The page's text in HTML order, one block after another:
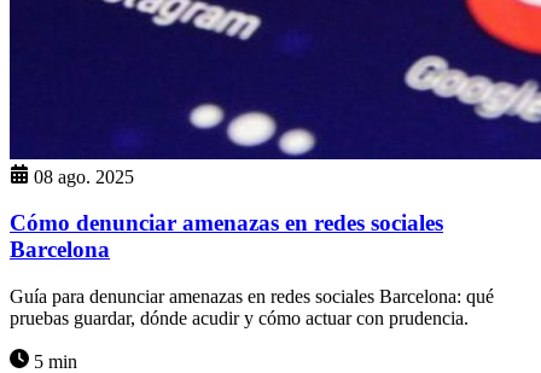
08 ago. 2025
Cómo denunciar amenazas en redes sociales
Barcelona
Guía para denunciar amenazas en redes sociales Barcelona: qué
pruebas guardar, dónde acudir y cómo actuar con prudencia.
5 min